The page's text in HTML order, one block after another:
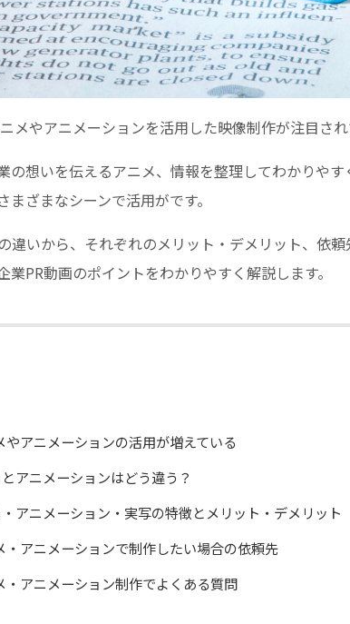
メやアニメーションを活用した映像制作が注目され
想いを伝えるアニメ、情報を整理してわかりやす
ざまなシーンで活用がです。
違いから、それぞれのメリット・デメリット、依
PR動画のポイントをわかりやすく解説します。
やアニメーションの活用が増えている
アニメーションはどう違う？
・アニメーション・実写の特徴とメリット・デメリット
・アニメーションで制作したい場合の依頼先
・アニメーション制作でよくある質問